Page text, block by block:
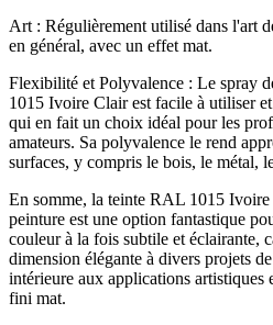
Art : Régulièrement utilisé dans l'art
en général, avec un effet mat.
Flexibilité et Polyvalence : Le spray
1015 Ivoire Clair est facile à utiliser
qui en fait un choix idéal pour les
amateurs. Sa polyvalence le rend
surfaces, y compris le bois, le métal,
En somme, la teinte RAL 1015 Ivoire
peinture est une option fantastique
couleur à la fois subtile et éclairante,
dimension élégante à divers projets
intérieure aux applications artistiques
fini mat.